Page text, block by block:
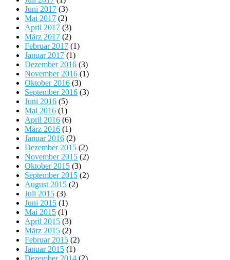
Juni 2017 (3)
Mai 2017 (2)
April 2017 (3)
März 2017 (2)
Februar 2017 (1)
Januar 2017 (1)
Dezember 2016 (3)
November 2016 (1)
Oktober 2016 (3)
September 2016 (3)
Juni 2016 (5)
Mai 2016 (1)
April 2016 (6)
März 2016 (1)
Januar 2016 (2)
Dezember 2015 (2)
November 2015 (2)
Oktober 2015 (3)
September 2015 (2)
August 2015 (2)
Juli 2015 (3)
Juni 2015 (1)
Mai 2015 (1)
April 2015 (3)
März 2015 (2)
Februar 2015 (2)
Januar 2015 (1)
Dezember 2014 (2)